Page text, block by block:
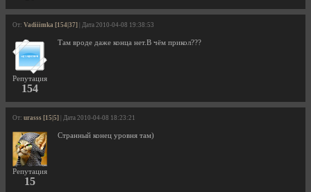
От: Vadiiimka [154|37] | Дата 2010-04-08 19:38:53
Репутация
154
Там вроде даже конца нет.В чём прикол???
От: urasss [15|5] | Дата 2010-04-08 18:23:21
Репутация
15
Странный конец уровня там)